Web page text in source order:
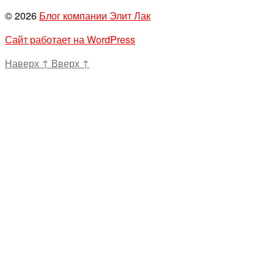
© 2026 Блог компании Элит Лак
Сайт работает на WordPress
Наверх ↑ Вверх ↑